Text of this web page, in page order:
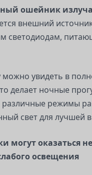
ошейник
внешний
светодиодам,
можно увидеть в
делает ночные
режимы
свет для лучшей
оказаться
освещения